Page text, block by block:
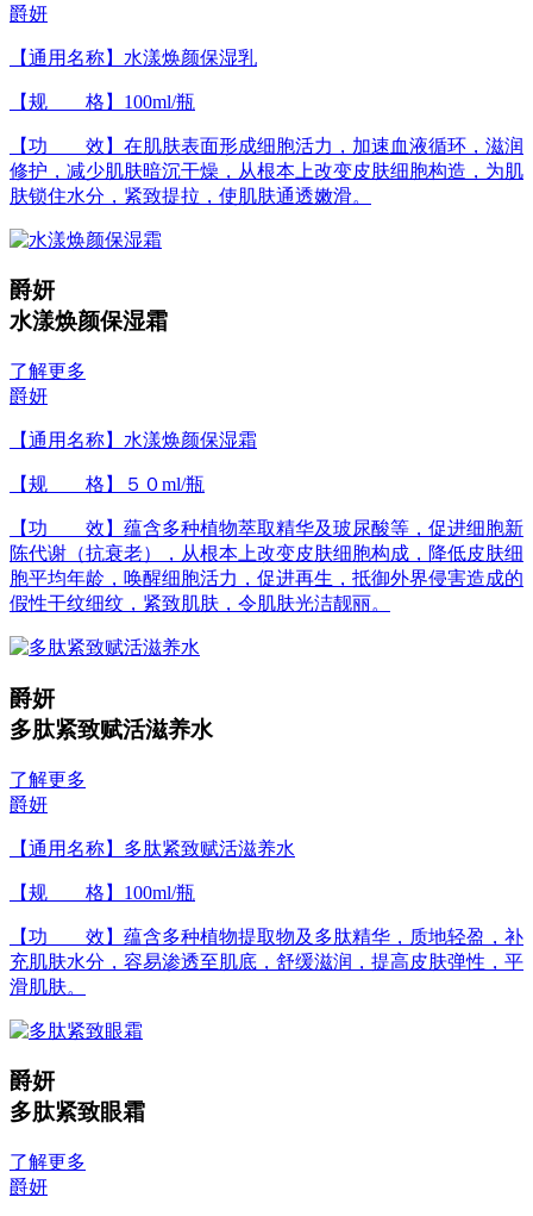
爵妍
【通用名称】水漾焕颜保湿乳
【规 格】100ml/瓶
【功 效】在肌肤表面形成细胞活力，加速血液循环，滋润
修护，减少肌肤暗沉干燥，从根本上改变皮肤细胞构造，为肌
肤锁住水分，紧致提拉，使肌肤通透嫩滑。
爵妍
水漾焕颜保湿霜
了解更多
爵妍
【通用名称】水漾焕颜保湿霜
【规 格】５０ml/瓶
【功 效】蕴含多种植物萃取精华及玻尿酸等，促进细胞新
陈代谢（抗衰老），从根本上改变皮肤细胞构成，降低皮肤细
胞平均年龄，唤醒细胞活力，促进再生，抵御外界侵害造成的
假性干纹细纹，紧致肌肤，令肌肤光洁靓丽。
爵妍
多肽紧致赋活滋养水
了解更多
爵妍
【通用名称】多肽紧致赋活滋养水
【规 格】100ml/瓶
【功 效】蕴含多种植物提取物及多肽精华，质地轻盈，补
充肌肤水分，容易渗透至肌底，舒缓滋润，提高皮肤弹性，平
滑肌肤。
爵妍
多肽紧致眼霜
了解更多
爵妍